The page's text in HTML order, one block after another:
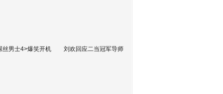
丝男士4>爆笑开机 刘欢回应二当冠军导师